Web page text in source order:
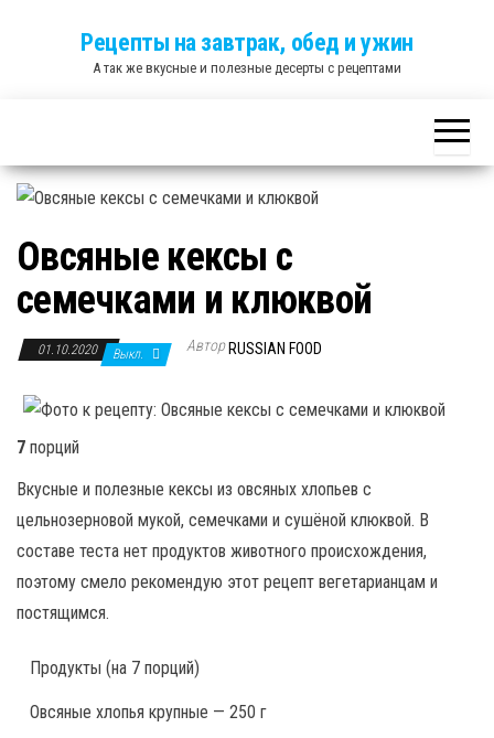
Рецепты на завтрак, обед и ужин
А так же вкусные и полезные десерты с рецептами
Овсяные кексы с
семечками и клюквой
01.10.2020 Выкл. Автор RUSSIAN FOOD
7 порций
Вкусные и полезные кексы из овсяных хлопьев с
цельнозерновой мукой, семечками и сушёной клюквой. В
составе теста нет продуктов животного происхождения,
поэтому смело рекомендую этот рецепт вегетарианцам и
постящимся.
Продукты (на 7 порций)
Овсяные хлопья крупные — 250 г